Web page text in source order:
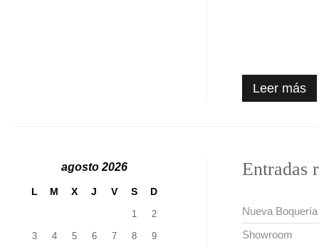
Leer más
agosto 2026
L M X J V S D
1 2
3 4 5 6 7 8 9
Entradas
Nueva Boquería
Showroom